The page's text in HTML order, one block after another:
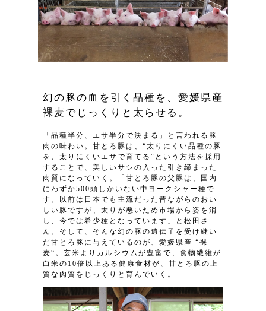
幻の豚の血を引く品種を、愛媛県産
裸麦でじっくりと太らせる。
「品種半分、エサ半分で決まる」と言われる豚
肉の味わい。甘とろ豚は、“太りにくい品種の豚
を、太りにくいエサで育てる“という方法を採用
することで、美しいサシの入った引き締まった
肉質になっていく。「甘とろ豚の父豚は、国内
にわずか500頭しかいない中ヨークシャー種で
す。以前は日本でも主流だった昔ながらのおい
しい豚ですが、太りが悪いため市場から姿を消
し、今では希少種となっています」と松田さ
ん。そして、そんな幻の豚の遺伝子を受け継い
だ甘とろ豚に与えているのが、愛媛県産 “裸
麦“。玄米よりカルシウムが豊富で、食物繊維が
白米の10倍以上ある健康食材が、甘とろ豚の上
質な肉質をじっくりと育んでいく。